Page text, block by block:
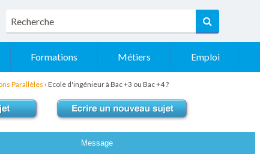
Formations Métiers Emploi
Parallèles ›Ecole d'ingénieur à Bac +3 ou Bac +4 ?
Message